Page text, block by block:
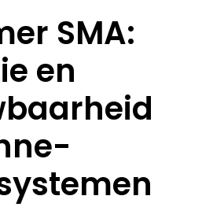
SMA:
en